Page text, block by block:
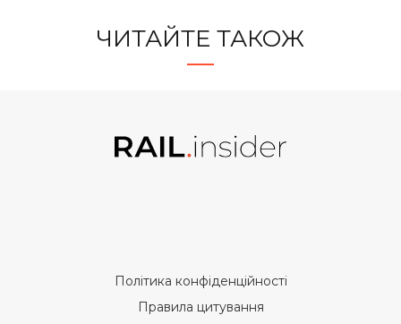
ЧИТАЙТЕ ТАКОЖ
Політика конфіденційності
Правила цитування